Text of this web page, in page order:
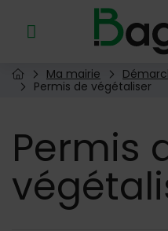
Menu de raccourcis
Page d'accueil du site
Ma mairie
Permis de végétaliser
Permis